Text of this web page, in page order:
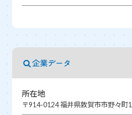
企業データ
所在地
〒914-0124 福井県敦賀市市野々